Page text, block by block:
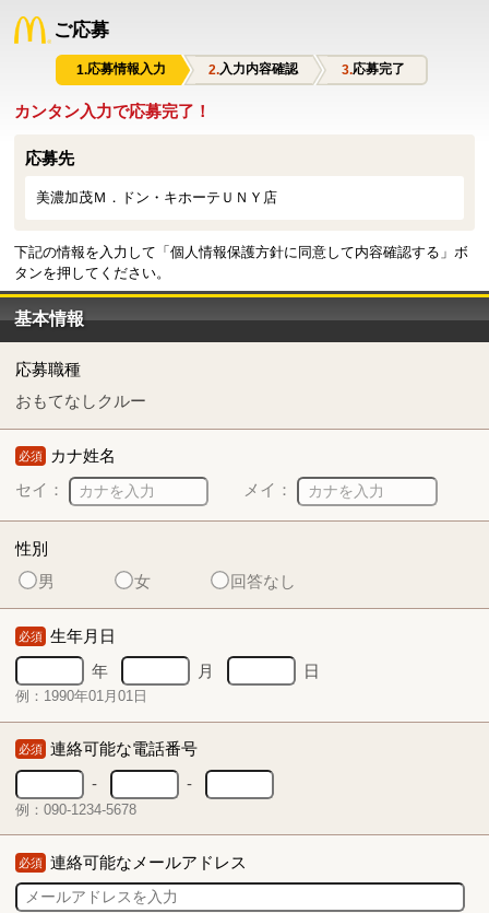
ご応募
応募情報入力 入力内容確認 応募完了
カンタン入力で応募完了！
応募先
美濃加茂Ｍ．ドン・キホーテＵＮＹ店
下記の情報を入力して「個人情報保護方針に同意して内容確認する」ボ
タンを押してください。
基本情報
応募職種
おもてなしクルー
必須 カナ姓名
セイ：
メイ：
性別
男
女 回答なし
必須 生年月日
年
月 日
例：1990年01月01日
必須 連絡可能な電話番号
-
-
例：090-1234-5678
必須 連絡可能なメールアドレス